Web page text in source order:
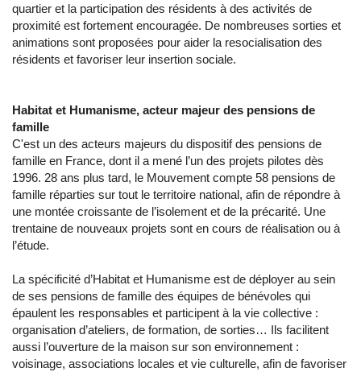
quartier et la participation des résidents à des activités de
proximité est fortement encouragée. De nombreuses sorties et
animations sont proposées pour aider la resocialisation des
résidents et favoriser leur insertion sociale.
Habitat et Humanisme, acteur majeur des pensions de
famille
C'est un des acteurs majeurs du dispositif des pensions de
famille en France, dont il a mené l’un des projets pilotes dès
1996. 28 ans plus tard, le Mouvement compte 58 pensions de
famille réparties sur tout le territoire national, afin de répondre à
une montée croissante de l’isolement et de la précarité. Une
trentaine de nouveaux projets sont en cours de réalisation ou à
l’étude.
La spécificité d’Habitat et Humanisme est de déployer au sein
de ses pensions de famille des équipes de bénévoles qui
épaulent les responsables et participent à la vie collective :
organisation d’ateliers, de formation, de sorties… Ils facilitent
aussi l’ouverture de la maison sur son environnement :
voisinage, associations locales et vie culturelle, afin de favoriser